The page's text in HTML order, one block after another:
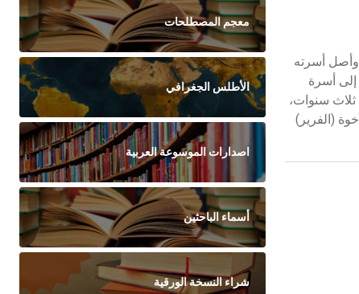
وأصل أسرته
إلى أسرة
ثلاث سنوات،
(الفرير)
معجم المصطلحات
الأطلس الجغرافي
اصدارات الموسوعة العربية
أسماء الباحثين
شراء النسخة الورقية